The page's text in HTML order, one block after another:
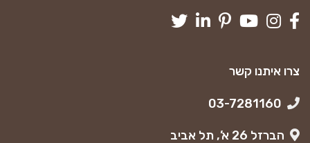
צרו איתנו קשר
הברזל 26 א’, תל אביב